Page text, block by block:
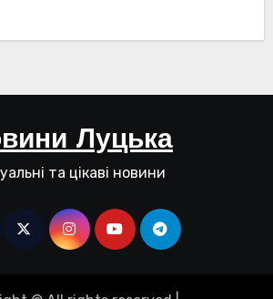
Луцька
та цікаві новини